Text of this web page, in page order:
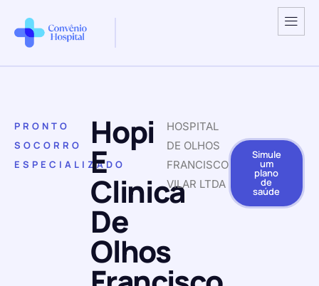
PRONTO
SOCORRO
ESPECIALIZADO
Hopi
E
Clinica
De
Olhos
HOSPITAL
DE OLHOS
FRANCISCO
VILAR LTDA
Simule
um
plano
de
saúde